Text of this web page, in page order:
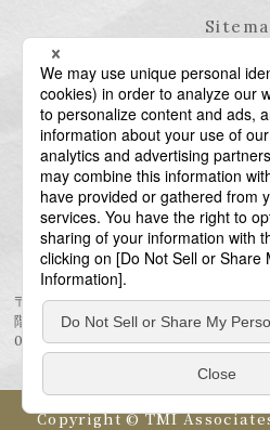
〒106-6123 東京都港区六本木6-
階
03-6438-5511（代表） / 03-
Copyright © TMI